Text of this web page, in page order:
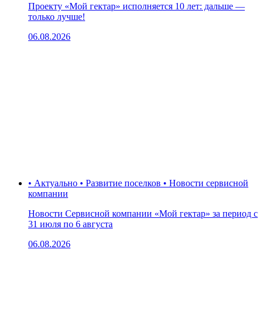
Проекту «Мой гектар» исполняется 10 лет: дальше —
только лучше!
06.08.2026
• Актуально • Развитие поселков • Новости сервисной
компании
Новости Сервисной компании «Мой гектар» за период с
31 июля по 6 августа
06.08.2026